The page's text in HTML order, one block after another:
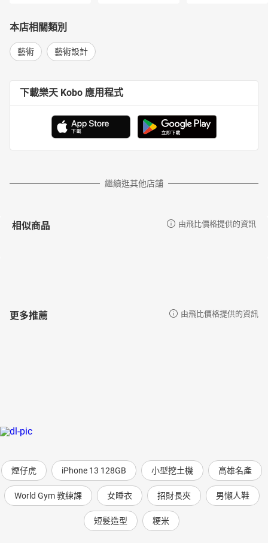
本店相關類別
藝術 藝術設計
下載樂天 Kobo 應用程式
繼續逛其他店舖
相似商品 由飛比價格提供的資訊
更多推薦 由飛比價格提供的資訊
煙仔虎 iPhone 13 128GB 小型挖土機 高雄名產
World Gym 教練課 女睡衣 招財長夾 男懶人鞋
短髮造型 粳米